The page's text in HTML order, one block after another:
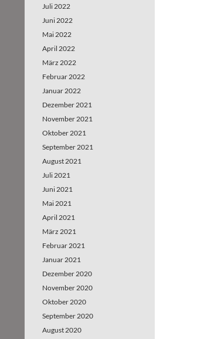
Juli 2022
Juni 2022
Mai 2022
April 2022
März 2022
Februar 2022
Januar 2022
Dezember 2021
November 2021
Oktober 2021
September 2021
August 2021
Juli 2021
Juni 2021
Mai 2021
April 2021
März 2021
Februar 2021
Januar 2021
Dezember 2020
November 2020
Oktober 2020
September 2020
August 2020